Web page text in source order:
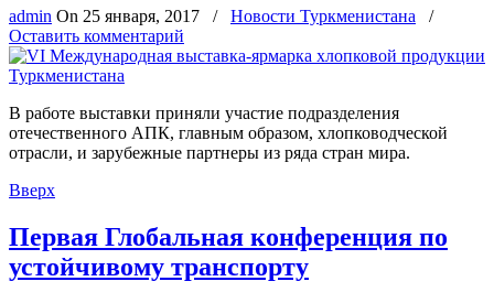
admin On 25 января, 2017 / Новости Туркменистана
/
Оставить комментарий
В работе выставки приняли участие подразделения
отечественного АПК, главным образом, хлопководческой
отрасли, и зарубежные партнеры из ряда стран мира.
Вверх
Первая Глобальная конференция по
устойчивому транспорту